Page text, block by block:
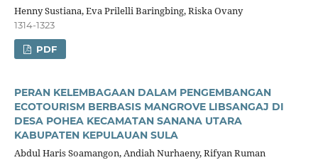
Henny Sustiana, Eva Prilelli Baringbing, Riska Ovany
1314-1323
PDF
PERAN KELEMBAGAAN DALAM PENGEMBANGAN
ECOTOURISM BERBASIS MANGROVE LIBSANGAJ DI
DESA POHEA KECAMATAN SANANA UTARA
KABUPATEN KEPULAUAN SULA
Abdul Haris Soamangon, Andiah Nurhaeny, Rifyan Ruman